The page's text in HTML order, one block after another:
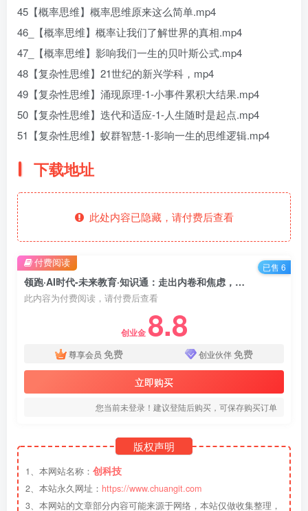
45【概率思维】概率思维原来这么简单.mp4
46_【概率思维】概率让我们了解世界的真相.mp4
47_【概率思维】影响我们一生的贝叶斯公式.mp4
48【复杂性思维】21世纪的新兴学科，mp4
49【复杂性思维】涌现原理-1-小事件累积大结果.mp4
50【复杂性思维】迭代和适应-1-人生随时是起点.mp4
51【复杂性思维】蚁群智慧-1-影响一生的思维逻辑.mp4
下载地址
此处内容已隐藏，请付费后查看
领跑·AI时代-未来教育·知识通：走出内卷和焦虑，面向未来做教育
此内容为付费阅读，请付费后查看
创业金 8.8
尊享会员 免费 创业伙伴免费
立即购买
您当前未登录！建议登陆后购买，可保存购买订单
付费阅读 已售 6
版权声明
1、本网站名称： 创科技
2、本站永久网址： https://www.chuangit.com
3、本网站的文章部分内容可能来源于网络，本站仅做收集整理，